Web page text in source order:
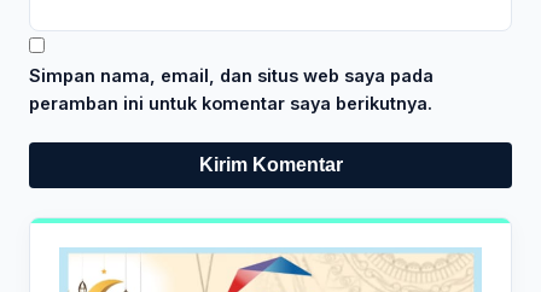
Simpan nama, email, dan situs web saya pada
peramban ini untuk komentar saya berikutnya.